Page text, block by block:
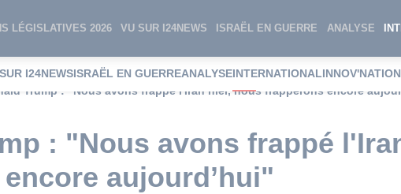
LÉGISLATIVES 2026 VU SUR I24NEWS ISRAËL EN GUERRE ANALYSE
I24NEWSISRAËL EN GUERREANALYSEINTERNATIONALINNOV'NATION
Trump : "Nous avons frappé l'Iran hier, nous frapperons encore
: "Nous avons frappé
aujourd’hui"